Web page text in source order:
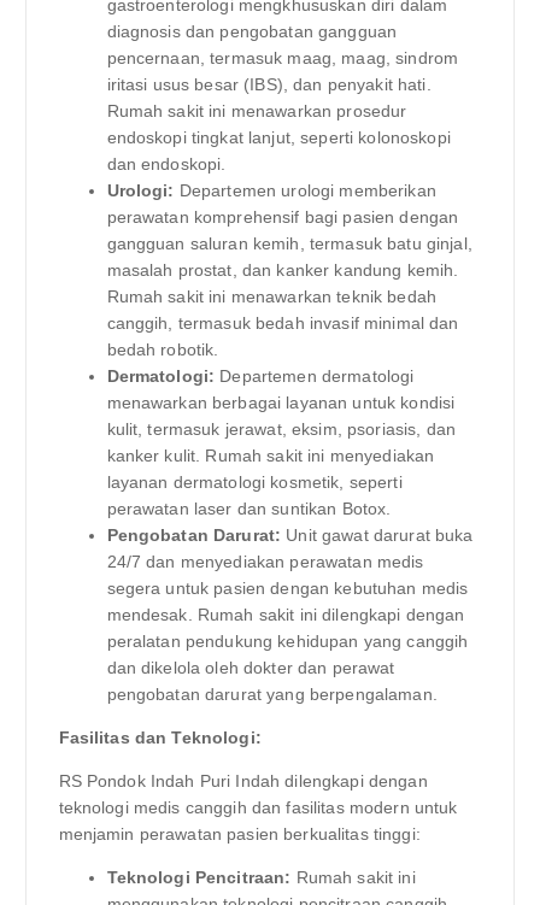
gastroenterologi mengkhususkan diri dalam
diagnosis dan pengobatan gangguan
pencernaan, termasuk maag, maag, sindrom
iritasi usus besar (IBS), dan penyakit hati.
Rumah sakit ini menawarkan prosedur
endoskopi tingkat lanjut, seperti kolonoskopi
dan endoskopi.
Urologi: Departemen urologi memberikan
perawatan komprehensif bagi pasien dengan
gangguan saluran kemih, termasuk batu ginjal,
masalah prostat, dan kanker kandung kemih.
Rumah sakit ini menawarkan teknik bedah
canggih, termasuk bedah invasif minimal dan
bedah robotik.
Dermatologi: Departemen dermatologi
menawarkan berbagai layanan untuk kondisi
kulit, termasuk jerawat, eksim, psoriasis, dan
kanker kulit. Rumah sakit ini menyediakan
layanan dermatologi kosmetik, seperti
perawatan laser dan suntikan Botox.
Pengobatan Darurat: Unit gawat darurat buka
24/7 dan menyediakan perawatan medis
segera untuk pasien dengan kebutuhan medis
mendesak. Rumah sakit ini dilengkapi dengan
peralatan pendukung kehidupan yang canggih
dan dikelola oleh dokter dan perawat
pengobatan darurat yang berpengalaman.
Fasilitas dan Teknologi:
RS Pondok Indah Puri Indah dilengkapi dengan
teknologi medis canggih dan fasilitas modern untuk
menjamin perawatan pasien berkualitas tinggi:
Teknologi Pencitraan: Rumah sakit ini